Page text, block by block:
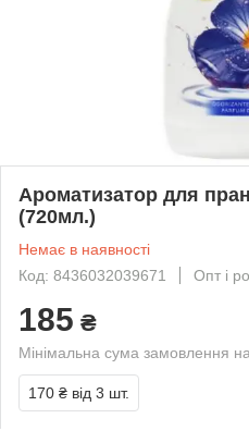
Ароматизатор для
(720мл.)
Немає в наявності
Код: 8436032039671
Опт і
185 ₴
Мінімальна сума замовлення
170 ₴ від 3 шт.